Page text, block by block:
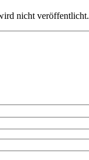
nicht veröffentlicht.